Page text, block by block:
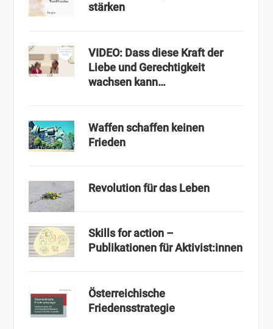
stärken
VIDEO: Dass diese Kraft der
Liebe und Gerechtigkeit
wachsen kann…
Waffen schaffen keinen
Frieden
Revolution für das Leben
Skills for action –
Publikationen für Aktivist:innen
Österreichische
Friedensstrategie